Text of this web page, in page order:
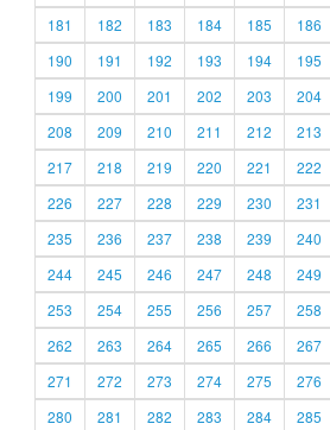
181
182 183 184 185 186
190
191 192 193 194 195
199
200 201 202 203 204
208
209 210 211 212 213
217
218 219 220 221 222
226
227 228 229 230 231
235
236 237 238 239 240
244
245 246 247 248 249
253
254 255 256 257 258
262
263 264 265 266 267
271
272 273 274 275 276
280
281 282 283 284 285